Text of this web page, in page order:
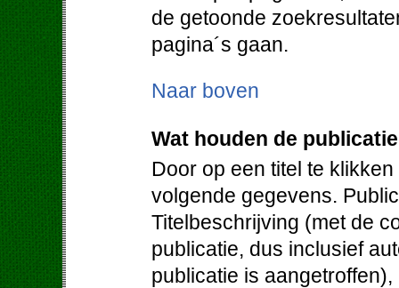
de getoonde
pagina´s gaan.
Naar boven
Wat houden de
Door op een titel te
volgende gegevens.
Titelbeschrijving (met de
publicatie, dus inclusief
publicatie is